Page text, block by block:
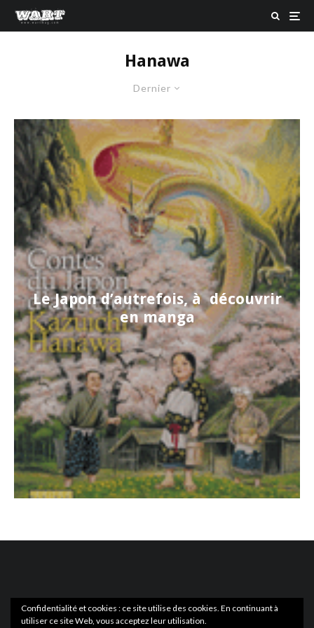
Hanawa
Dernier
Le Japon d’autrefois, à découvrir
en manga
Confidentialité et cookies : ce site utilise des cookies. En continuant à
utiliser ce site Web, vous acceptez leur utilisation.